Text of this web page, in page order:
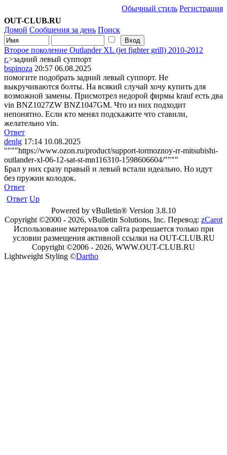
Обычный стиль Регистрация
OUT-CLUB.RU
Домой Сообщения за день Поиск
Второе поколение Outlander XL (jet fighter grill) 2010-2012
г.>задний левый суппорт
bspinoza 20:57 06.08.2025
помогите подобрать задний левый суппорт. Не
выкручиваются болты. На всякий случай хочу купить для
возможной замены. Присмотрел недорой фирмы krauf есть два
vin BNZ1027ZW BNZ1047GM. Что из них подходит
непонятно. Если кто менял подскажите что ставили,
желательно vin.
Ответ
denlg 17:14 10.08.2025
""""https://www.ozon.ru/product/support-tormoznoy-rr-mitsubishi-
outlander-xl-06-12-sat-st-mn116310-1598606604/""""
Брал у них сразу правый и левый встали идеально. Но идут
без пружин колодок.
Ответ
Ответ Up
Powered by vBulletin® Version 3.8.10
Copyright ©2000 - 2026, vBulletin Solutions, Inc. Перевод: zCarot
Использование материалов сайта разрешается только при
условии размещения активной ссылки на OUT-CLUB.RU
Copyright ©2006 - 2026, WWW.OUT-CLUB.RU
Lightweight Styling ©Dartho